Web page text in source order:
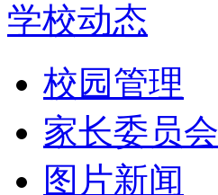
学校动态
校园管理
家长委员会
图片新闻